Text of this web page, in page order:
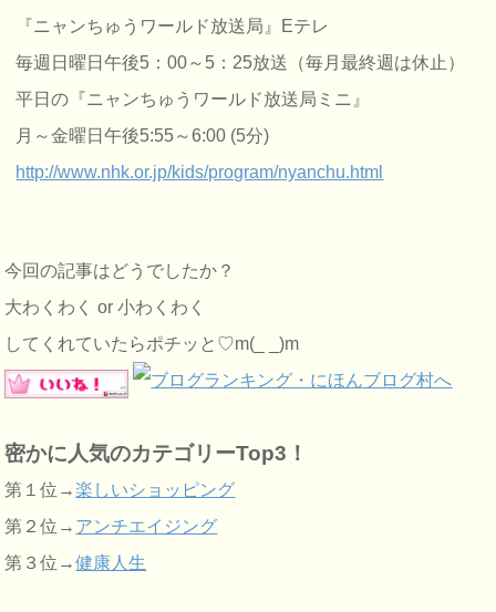
『ニャンちゅうワールド放送局』Eテレ
毎週日曜日午後5：00～5：25放送（毎月最終週は休止）
平日の『ニャンちゅうワールド放送局ミニ』
月～金曜日午後5:55～6:00 (5分)
http://www.nhk.or.jp/kids/program/nyanchu.html
今回の記事はどうでしたか？
大わくわく or 小わくわく
してくれていたらポチッと♡m(_ _)m
密かに人気のカテゴリーTop3！
第１位→楽しいショッピング
第２位→ アンチエイジング
第３位→健康人生